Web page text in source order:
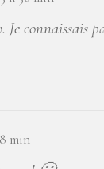
Je connaissais
min